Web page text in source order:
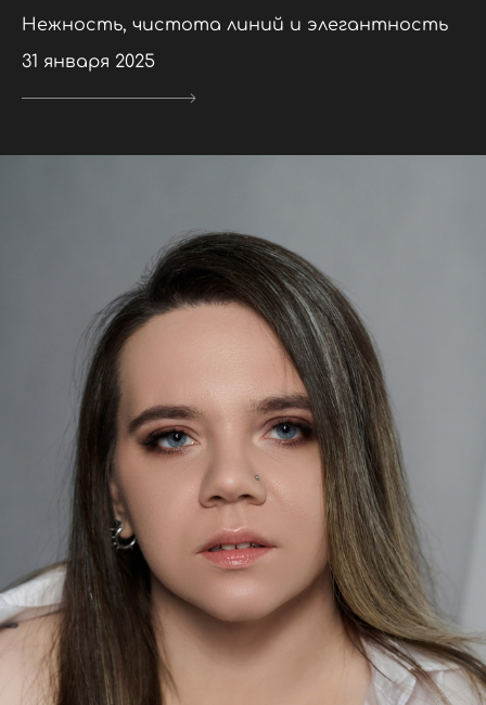
Нежность, чистота линий и элегантность
31 января 2025